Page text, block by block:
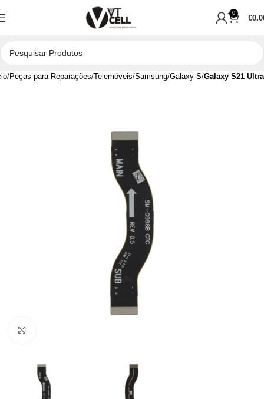
0
€
Peças para Reparações Telemóveis Samsung Galaxy S Galaxy S21 Ultra